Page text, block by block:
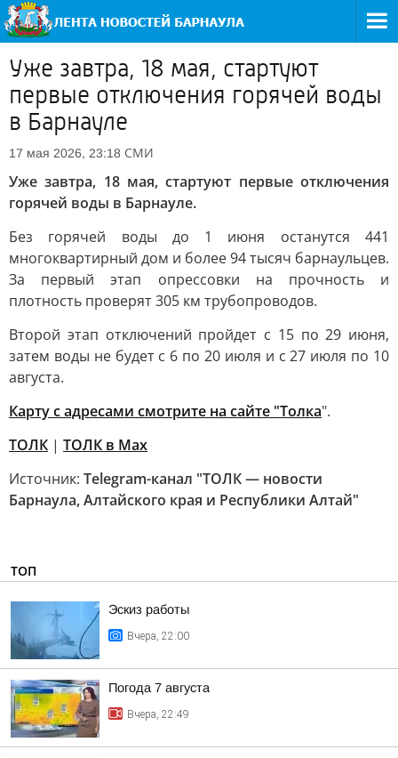
Уже завтра, 18 мая, стартуют
первые отключения горячей воды
в Барнауле
17 мая 2026, 23:18 СМИ
Уже завтра, 18 мая, стартуют первые отключения
горячей воды в Барнауле.
Без горячей воды до 1 июня останутся 441
многоквартирный дом и более 94 тысяч барнаульцев.
За первый этап опрессовки на прочность и
плотность проверят 305 км трубопроводов.
Второй этап отключений пройдет с 15 по 29 июня,
затем воды не будет с 6 по 20 июля и с 27 июля по 10
августа.
Карту с адресами смотрите на сайте "Толка".
ТОЛК | ТОЛК в Мах
Источник: Telegram-канал "ТОЛК — новости
Барнаула, Алтайского края и Республики Алтай"
ТОП
Эскиз работы
Вчера, 22:00
Погода 7 августа
Вчера, 22:49